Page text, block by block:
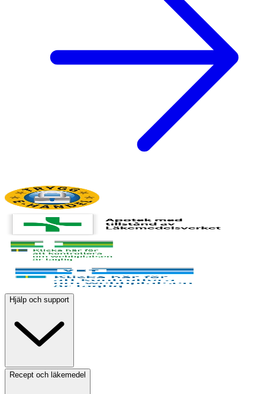
Hjälp och support
Recept och läkemedel